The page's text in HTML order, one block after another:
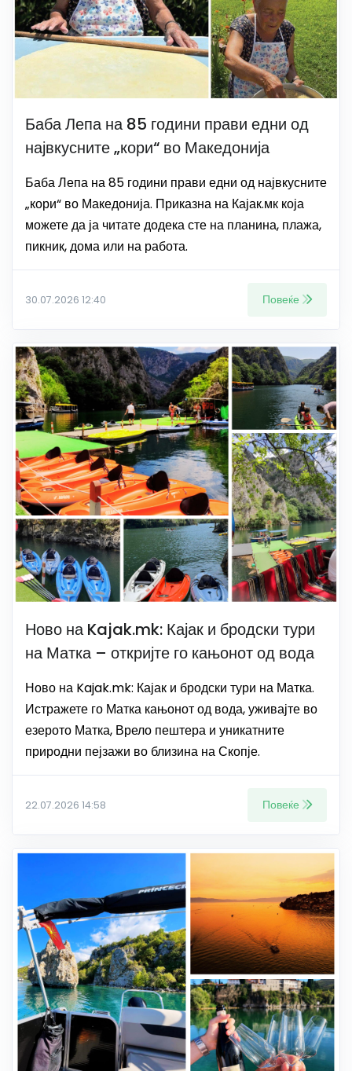
Баба Лепа на 85 години прави едни од
највкусните „кори“ во Македонија
Баба Лепа на 85 години прави едни од највкусните
„кори“ во Македонија. Приказна на Кајак.мк која
можете да ја читате додека сте на планина, плажа,
пикник, дома или на работа.
30.07.2026 12:40 Повеќе
Ново на Kajak.mk: Кајак и бродски тури
на Матка – откријте го кањонот од вода
Ново на Kajak.mk: Кајак и бродски тури на Матка.
Истражете го Матка кањонот од вода, уживајте во
езерото Матка, Врело пештера и уникатните
природни пејзажи во близина на Скопје.
22.07.2026 14:58 Повеќе